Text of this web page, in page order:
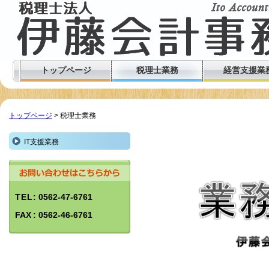
トップページ 税理士業務 経営支援業
トップページ > 税理士業務
IT支援業務
TEL: 0562-47-6761
FAX : 0562-46-6761